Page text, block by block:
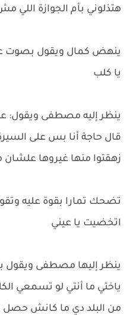
هتذلوني بأم الجوازة اللي
ينهض كمال ويقول بصوت
يا كلب
ينظر إليه مصطفى ويقول:
قال حاجة أنا بس على
زهقتوا منها غيروها
تضحك تمارا بقوة عليه
اتخضيت يا عيني
ينظر إليها مصطفى ويقول
ياختي ما أنتي لو تسمعي
من البلد دي ما كانش حصل